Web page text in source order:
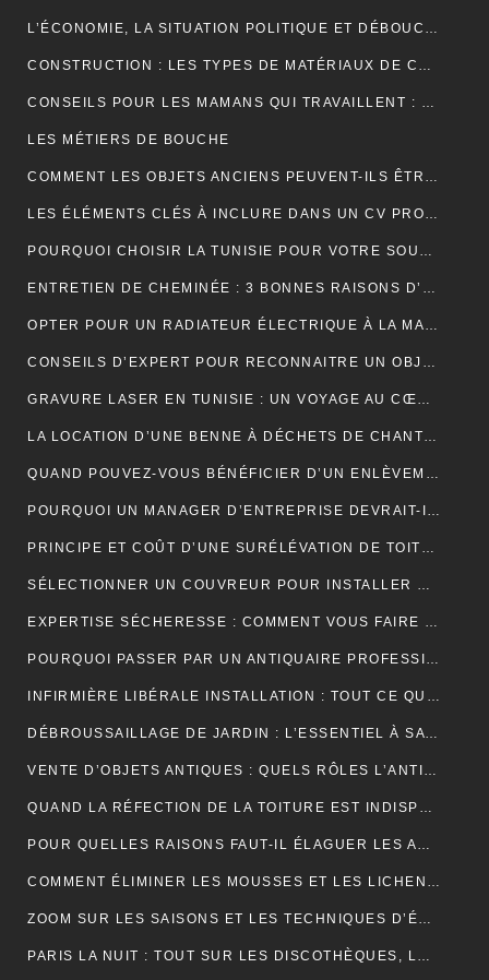
L’ÉCONOMIE, LA SITUATION POLITIQUE ET DÉBOUCHÉE
CONSTRUCTION : LES TYPES DE MATÉRIAUX DE CONSTRUCTION UTILISÉS
CONSEILS POUR LES MAMANS QUI TRAVAILLENT : TROUVER UN ÉQUILIBRE ENTRE CARRIÈRE ET VIE FAMILIALE
LES MÉTIERS DE BOUCHE
COMMENT LES OBJETS ANCIENS PEUVENT-ILS ÊTRE UN PLACEMENT FINANCIER INTELLIGENT ?
LES ÉLÉMENTS CLÉS À INCLURE DANS UN CV PROFESSIONNEL POUR ATTIRER LES RECRUTEURS
POURQUOI CHOISIR LA TUNISIE POUR VOTRE SOUS-TRAITANCE INDUSTRIELLE?
ENTRETIEN DE CHEMINÉE : 3 BONNES RAISONS D’OPTER POUR LE RAMONAGE MÉCANIQUE
OPTER POUR UN RADIATEUR ÉLECTRIQUE À LA MAISON
CONSEILS D’EXPERT POUR RECONNAITRE UN OBJET ANCIEN AUTHENTIQUE
GRAVURE LASER EN TUNISIE : UN VOYAGE AU CŒUR DE LA PERSONNALISATION
LA LOCATION D’UNE BENNE À DÉCHETS DE CHANTIER POUR UNE ENTREPRISE
QUAND POUVEZ-VOUS BÉNÉFICIER D’UN ENLÈVEMENT D’ÉPAVE GRATUIT EN FRANCE ? : GUIDE COMPLET
POURQUOI UN MANAGER D’ENTREPRISE DEVRAIT-IL SUIVRE UNE FORMATION EN COMMUNICATION ?
PRINCIPE ET COÛT D’UNE SURÉLÉVATION DE TOITURE
SÉLECTIONNER UN COUVREUR POUR INSTALLER ET ENTRETENIR VOTRE TOIT
EXPERTISE SÉCHERESSE : COMMENT VOUS FAIRE INDEMNISER PAR VOTRE ASSURANCE HABITATION ?
POURQUOI PASSER PAR UN ANTIQUAIRE PROFESSIONNEL ?
INFIRMIÈRE LIBÉRALE INSTALLATION : TOUT CE QUE VOUS DEVEZ SAVOIR
DÉBROUSSAILLAGE DE JARDIN : L’ESSENTIEL À SAVOIR SUR CETTE OPÉRATION
VENTE D’OBJETS ANTIQUES : QUELS RÔLES L’ANTIQUAIRE ASSURE-T-IL ?
QUAND LA RÉFECTION DE LA TOITURE EST INDISPENSABLE?
POUR QUELLES RAISONS FAUT-IL ÉLAGUER LES ARBUSTES ET LES ARBRES ?
COMMENT ÉLIMINER LES MOUSSES ET LES LICHENS ACCUMULÉS SUR LE TOIT ?
ZOOM SUR LES SAISONS ET LES TECHNIQUES D’ÉLAGAGE D’ARBRE
PARIS LA NUIT : TOUT SUR LES DISCOTHÈQUES, LES BARS ET LA VIE NOCTURNE